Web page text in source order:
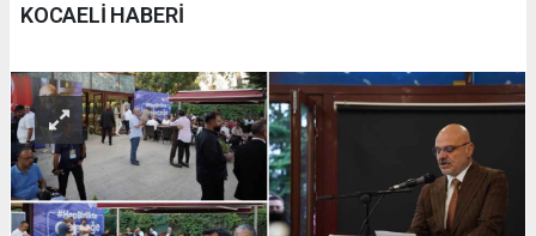
KOCAELİ HABERİ